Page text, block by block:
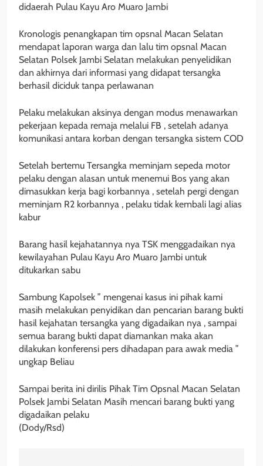
didaerah Pulau Kayu Aro Muaro Jambi
Kronologis penangkapan tim opsnal Macan Selatan
mendapat laporan warga dan lalu tim opsnal Macan
Selatan Polsek Jambi Selatan melakukan penyelidikan
dan akhirnya dari informasi yang didapat tersangka
berhasil diciduk tanpa perlawanan
Pelaku melakukan aksinya dengan modus menawarkan
pekerjaan kepada remaja melalui FB , setelah adanya
komunikasi antara korban dengan tersangka sistem COD
Setelah bertemu Tersangka meminjam sepeda motor
pelaku dengan alasan untuk menemui Bos yang akan
dimasukkan kerja bagi korbannya , setelah pergi dengan
meminjam R2 korbannya , pelaku tidak kembali lagi alias
kabur
Barang hasil kejahatannya nya TSK menggadaikan nya
kewilayahan Pulau Kayu Aro Muaro Jambi untuk
ditukarkan sabu
Sambung Kapolsek ” mengenai kasus ini pihak kami
masih melakukan penyidikan dan pencarian barang bukti
hasil kejahatan tersangka yang digadaikan nya , sampai
semua barang bukti dapat diamankan maka akan
dilakukan konferensi pers dihadapan para awak media ”
ungkap Beliau
Sampai berita ini dirilis Pihak Tim Opsnal Macan Selatan
Polsek Jambi Selatan Masih mencari barang bukti yang
digadaikan pelaku
(Dody/Rsd)